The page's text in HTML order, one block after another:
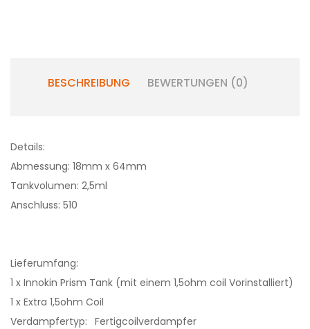
BESCHREIBUNG BEWERTUNGEN (0)
Details:
Abmessung: 18mm x 64mm
Tankvolumen: 2,5ml
Anschluss: 510
Lieferumfang:
1 x Innokin Prism Tank (mit einem 1,5ohm coil Vorinstalliert)
1 x Extra 1,5ohm Coil
Verdampfertyp: Fertigcoilverdampfer